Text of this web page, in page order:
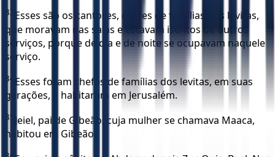
33 Esses são os cantores, chefes de famílias dos levitas,
que moravam nas salas e estavam isentos de outros
serviços, porque de dia e de noite se ocupavam naquele
serviço.
34 Esses foram chefes de famílias dos levitas, em suas
gerações, e habitaram em Jerusalém.
35 Jeiel, pai de Gibeão, cuja mulher se chamava Maaca,
habitou em Gibeão.